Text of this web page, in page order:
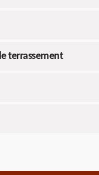
terrassement